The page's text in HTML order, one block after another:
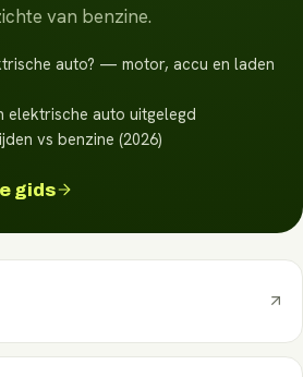
van benzine.
auto? — motor, accu en laden
elektrische auto uitgelegd
vs benzine (2026)
gids